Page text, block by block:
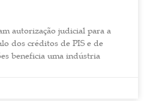
autorização judicial para a
dos créditos de PIS e de
beneficia uma indústria